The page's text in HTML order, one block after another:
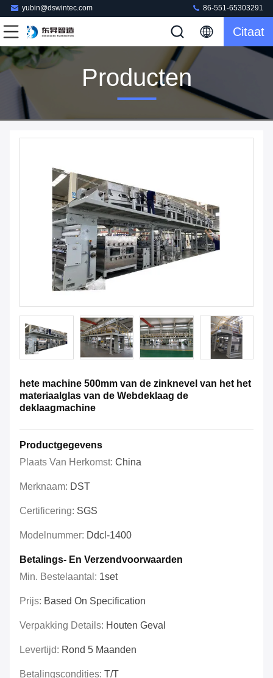
yubin@dswintec.com 86-551-65303291
Citaat
Producten
hete machine 500mm van de zinknevel van het het
materiaalglas van de Webdeklaag de
deklaagmachine
Productgegevens
Plaats Van Herkomst: China
Merknaam: DST
Certificering: SGS
Modelnummer: Ddcl-1400
Betalings- En Verzendvoorwaarden
Min. Bestelaantal: 1set
Prijs: Based On Specification
Verpakking Details: Houten Geval
Levertijd: Rond 5 Maanden
Betalingscondities: T/T